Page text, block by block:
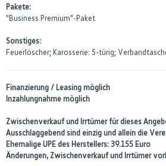
Pakete:
"Business Premium"-Paket
Sonstiges:
Feuerlöscher; Karosserie: 5-türig;
Finanzierung / Leasing möglich
Inzahlungnahme möglich
Zwischenverkauf und Irrtümer für dieses
Ausschlaggebend sind einzig und allein die
Ehemalige UPE des Herstellers: 39.155 Euro
Änderungen, Zwischenverkauf und Irrtümer